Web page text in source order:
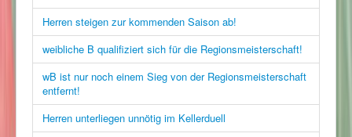
Herren steigen zur kommenden Saison ab!
weibliche B qualifiziert sich für die Regionsmeisterschaft!
wB ist nur noch einem Sieg von der Regionsmeisterschaft
entfernt!
Herren unterliegen unnötig im Kellerduell